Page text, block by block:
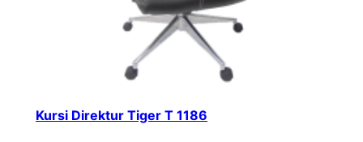
Kursi Direktur Tiger T 1186